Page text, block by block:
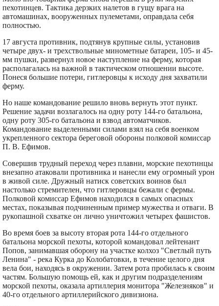
пехотинцев. Тактика дерзких налетов в гущу врага на
автомашинах, вооруженных пулеметами, оправдала себя
полностью.
17 августа противник, подтянув крупные силы, установив
четыре двух- и трехствольные минометные батареи, 105- и 45-
мм пушки, развернул новое наступление на ферму, которая
располагалась на важной в тактическом отношении высоте.
Понеся большие потери, гитлеровцы к исходу дня захватили
ферму.
Но наше командование решило вновь вернуть этот пункт.
Решение задачи возлагалось на одну роту 144-го батальона,
одну роту 305-го батальона и взвод автоматчиков.
Командование выделенными силами взял на себя военком
укрепленного сектора береговой обороны полковой комиссар
П. В. Ефимов.
Совершив трудный переход через плавни, морские пехотинцы
внезапно атаковали противника и нанесли ему огромный урон
в живой силе. Дружный натиск советских воинов был
настолько стремителен, что гитлеровцы бежали с фермы.
Полковой комиссар Ефимов находился в самых опасных
местах, показывая подчиненным пример мужества и отваги. В
рукопашной схватке он лично уничтожил четырех фашистов.
Во время боев за высоту вторая рота 144-го отдельного
батальона морской пехоты, которой командовал лейтенант
Попов, занимавшая оборону на участке колхоз "Светлый путь
Ленина" - река Курка до Колобатовки, в течение целого дня
вела бои, находясь в окружении. Затем рота пробилась к своим
частям. Большую помощь ей, как и другим подразделениям
морской пехоты, оказала артиллерия монитора "Железняков" и
40-го отдельного артиллерийского дивизиона.